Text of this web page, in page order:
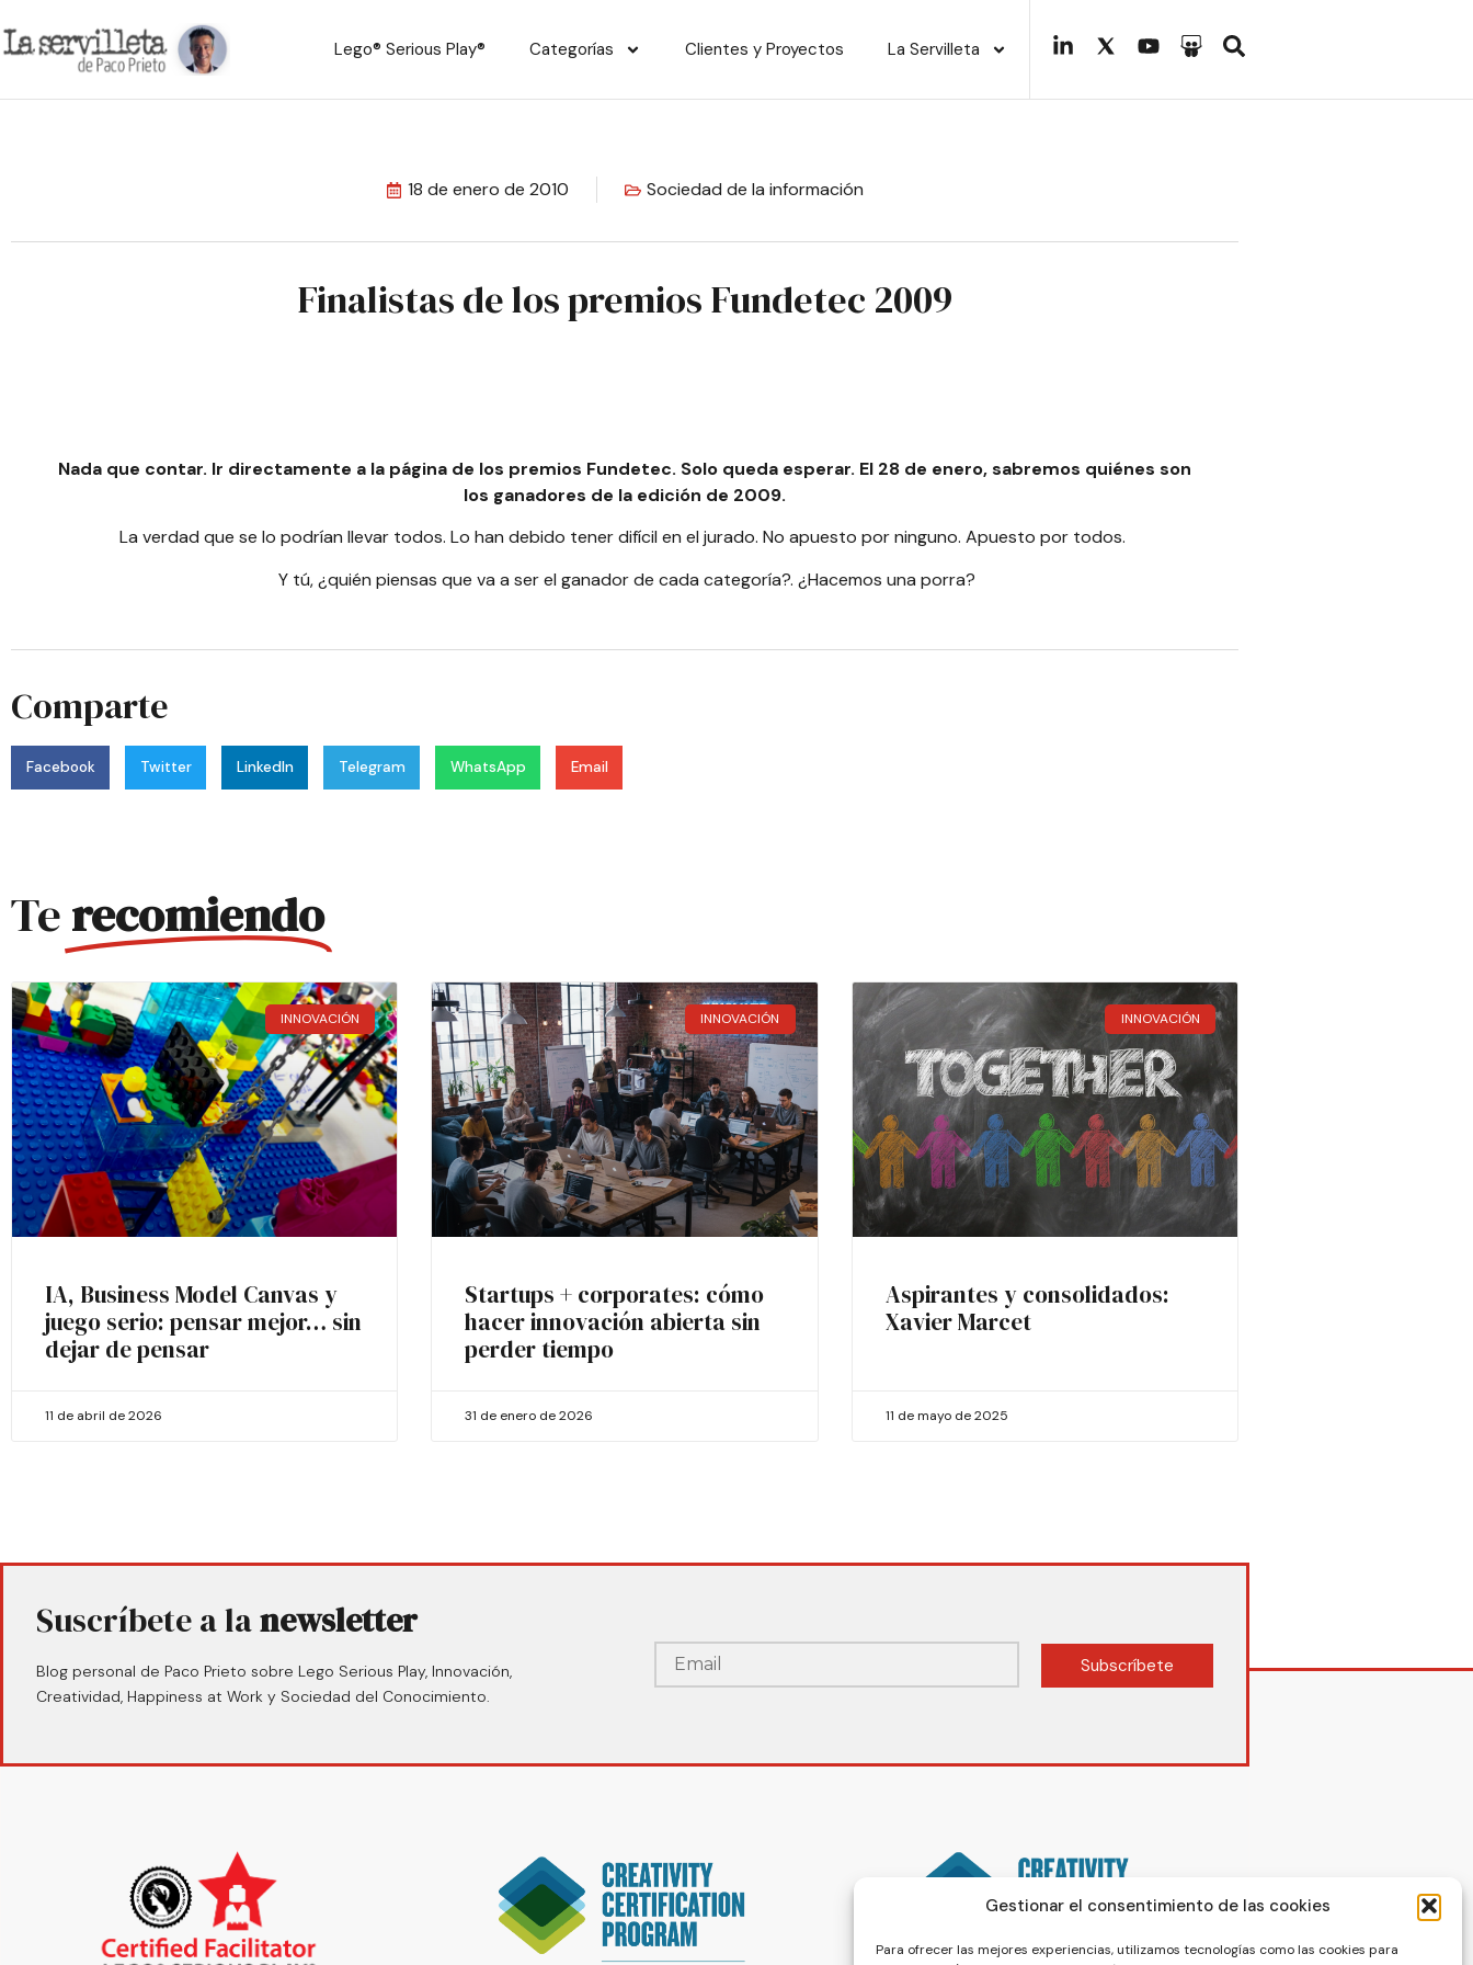
Gestionar el consentimiento de las cookies
Para ofrecer las mejores experiencias, utilizamos tecnologías como las cookies para
Lego® Serious Play® Categorías Clientes y Proyectos La Servilleta
18 de enero de 2010 Sociedad de la información
Finalistas de los premios Fundetec 2009
Nada que contar. Ir directamente a la página de los premios Fundetec. Solo queda esperar. El 28 de enero, sabremos quiénes son
los ganadores de la edición de 2009.
La verdad que se lo podrían llevar todos. Lo han debido tener difícil en el jurado. No apuesto por ninguno. Apuesto por todos.
Y tú, ¿quién piensas que va a ser el ganador de cada categoría?. ¿Hacemos una porra?
Comparte
Facebook Twitter LinkedIn Telegram WhatsApp Email
Terecomiendo
INNOVACIÓN
IA, Business Model Canvas y
juego serio: pensar mejor… sin
dejar de pensar
11 de abril de 2026
INNOVACIÓN
Startups + corporates: cómo
hacer innovación abierta sin
perder tiempo
31 de enero de 2026
INNOVACIÓN
Aspirantes y consolidados:
Xavier Marcet
11 de mayo de 2025
Suscríbete a lanewsletter
Blog personal de Paco Prieto sobre Lego Serious Play, Innovación,
Creatividad, Happiness at Work y Sociedad del Conocimiento.
Subscríbete